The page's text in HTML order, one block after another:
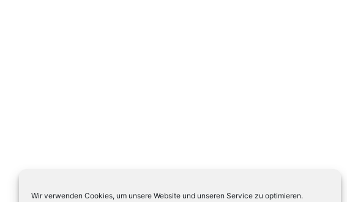
Wir verwenden Cookies, um unsere Website und unseren Service zu optimieren.